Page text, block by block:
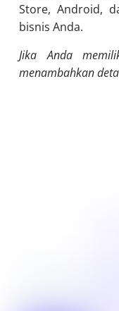
Store, Android,
bisnis Anda.
Jika Anda
menambahkan